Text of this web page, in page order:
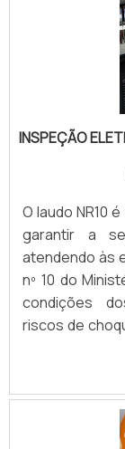
INSPEÇÃO
O laudo NR10
garantir a
atendendo às
nº 10 do
condições
riscos de
de propor
detalhada,
com as
de
benefícios do